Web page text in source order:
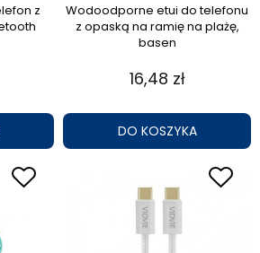
z
Wodoodporne etui do telefonu
z opaską na ramię na plażę,
basen
16,48 zł
DO KOSZYKA